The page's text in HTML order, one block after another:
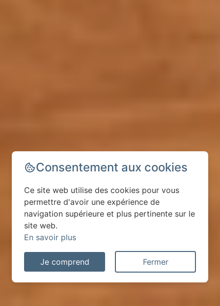
Consentement aux cookies
Ce site web utilise des cookies pour vous
permettre d'avoir une expérience de
navigation supérieure et plus pertinente sur le
site web.
En savoir plus
Je comprend Fermer